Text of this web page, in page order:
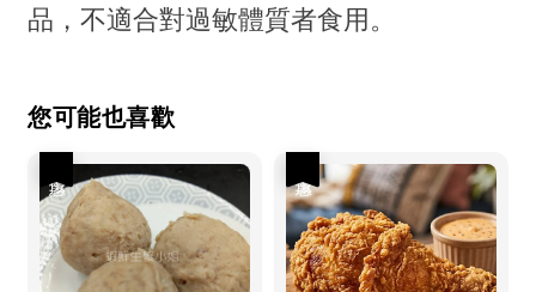
品，不適合對過敏體質者食用。
您可能也喜歡